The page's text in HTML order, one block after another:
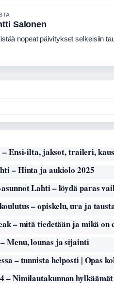
Salonen
nopeat päivitykset selkeisiin
– Ensi-ilta, jaksot, traileri,
– Hinta ja aukiolo 2025
Lahti – löydä paras
– opiskelu, ura ja
– mitä tiedetään ja mikä on
Menu, lounas ja sijainti
– tunnista helposti | Opas
– Nimilautakunnan